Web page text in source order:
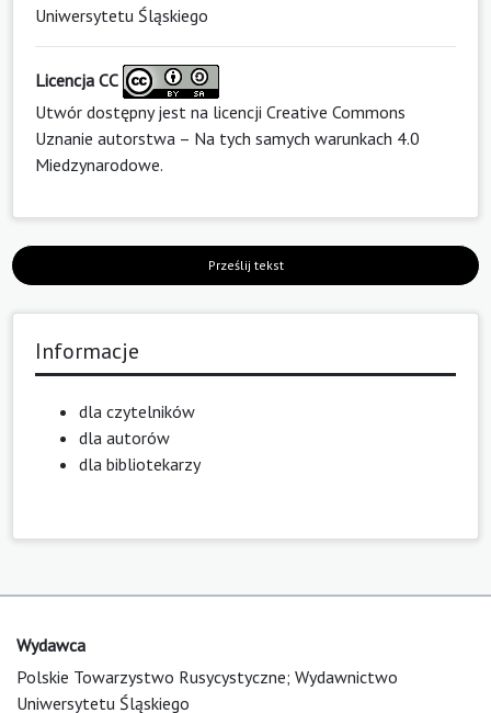
Uniwersytetu Śląskiego
Licencja CC
Utwór dostępny jest na licencji Creative Commons
Uznanie autorstwa – Na tych samych warunkach 4.0
Miedzynarodowe.
Prześlij tekst
Informacje
dla czytelników
dla autorów
dla bibliotekarzy
Wydawca
Polskie Towarzystwo Rusycystyczne; Wydawnictwo
Uniwersytetu Śląskiego